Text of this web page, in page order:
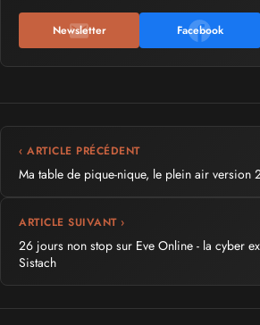
Newsletter Facebook
‹ ARTICLE PRÉCÉDENT
Ma table de pique-nique, le plein air version
ARTICLE SUIVANT ›
26 jours non stop sur Eve Online - la cyber
Sistach